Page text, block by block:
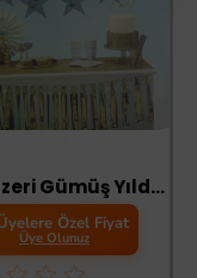
Mavi Üzeri Gümüş Yıldız İyiki Doğdun Flama Süs
Özel Fiyat
Üye Olunuz